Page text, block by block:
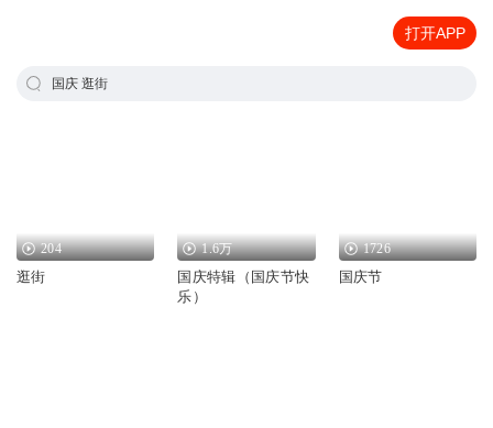
打开APP
国庆 逛街
204
逛街
1.6万
国庆特辑（国庆节快
乐）
1726
国庆节